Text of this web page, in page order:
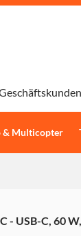
& Multicopter
- USB-C, 60